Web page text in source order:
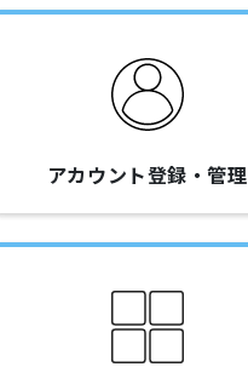
アカウント登録・管理